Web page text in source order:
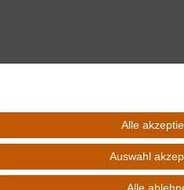
mit den Versandinformationen . *** Bei
Lieferlandes.
Alle
Auswahl